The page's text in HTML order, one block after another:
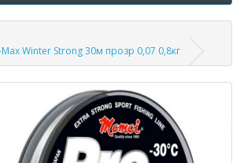
Winter Strong 30м прозр 0,07 0,8кг